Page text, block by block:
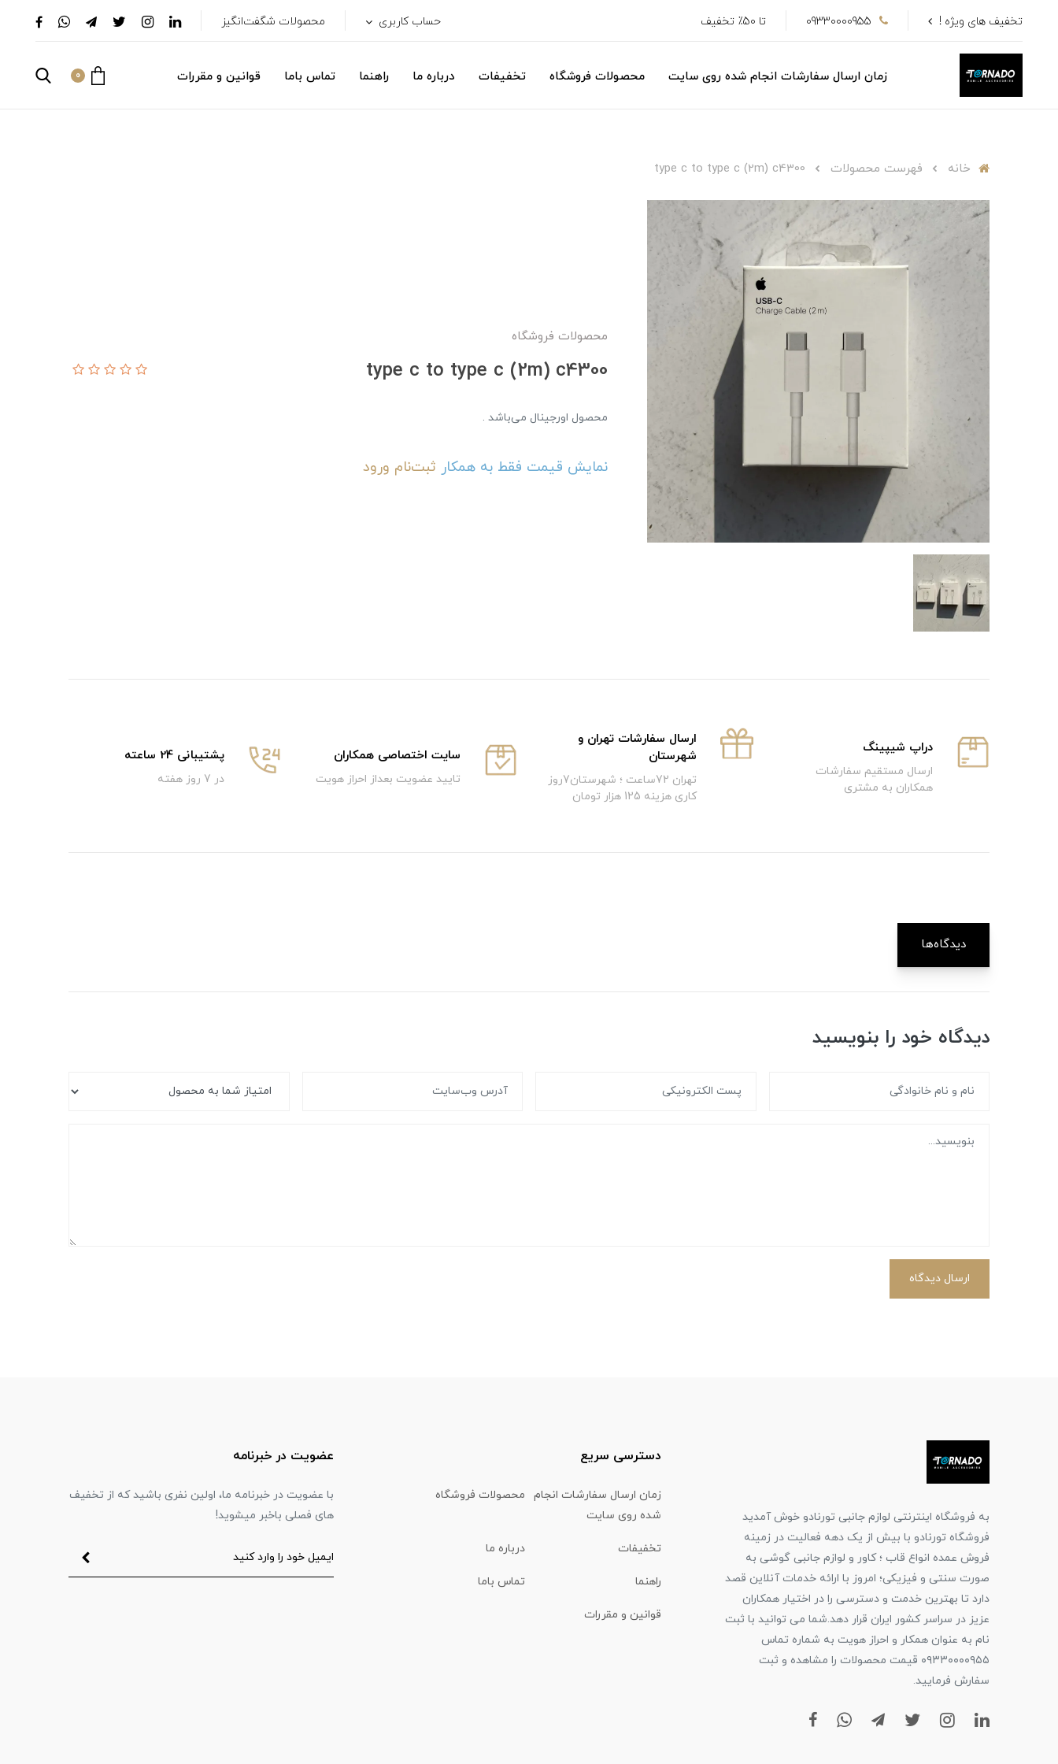
تخفیف های ویژه ! 09330000955 تا 50٪ تخفیف حساب کاربری محصولات شگفت‌انگیز
زمان ارسال سفارشات انجام شده روی سایت محصولات فروشگاه تخفیفات درباره ما راهنما تماس باما قوانین و مقررات 0
خانه فهرست محصولات type c to type c (2m) c4300
محصولات فروشگاه
type c to type c (2m) c4300
محصول اورجینال می‌باشد .
نمایش قیمت فقط به همکار ثبت‌نام ورود
دراپ شیپینگ
ارسال مستقیم سفارشات
همکاران به مشتری
ارسال سفارشات تهران و
شهرستان
تهران 72ساعت ؛ شهرستان7روز
کاری هزینه 125 هزار تومان
سایت اختصاصی همکاران
تایید عضویت بعداز احراز هویت
پشتیبانی 24 ساعته
در 7 روز هفته
دیدگاه‌ها
دیدگاه خود را بنویسید
ارسال دیدگاه
به فروشگاه اینترنتی لوازم جانبی تورنادو خوش آمدید
فروشگاه تورنادو با بیش از یک دهه فعالیت در زمینه
فروش عمده انواع قاب ؛ کاور و لوازم جانبی گوشی به
صورت سنتی و فیزیکی؛ امروز با ارائه خدمات آنلاین قصد
دارد تا بهترین خدمت و دسترسی را در اختیار همکاران
عزیز در سراسر کشور ایران قرار دهد.شما می توانید با ثبت
نام به عنوان همکار و احراز هویت به شماره تماس
۰۹۳۳۰۰۰۰۹۵۵ قیمت محصولات را مشاهده و ثبت
سفارش فرمایید.
دسترسی سریع
زمان ارسال سفارشات انجام
شده روی سایت
محصولات فروشگاه
تخفیفات درباره ما
راهنما تماس باما
قوانین و مقررات
عضویت در خبرنامه
با عضویت در خبرنامه ما، اولین نفری باشید که از تخفیف
های فصلی باخبر میشوید!